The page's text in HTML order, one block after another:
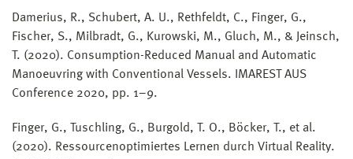
Damerius, R., Schubert, A. U., Rethfeldt, C., Finger, G.,
Fischer, S., Milbradt, G., Kurowski, M., Gluch, M., & Jeinsch,
T. (2020). Consumption-Reduced Manual and Automatic
Manoeuvring with Conventional Vessels. IMAREST AUS
Conference 2020, pp. 1–9.
Finger, G., Tuschling, G., Burgold, T. O., Böcker, T., et al.
(2020). Ressourcenoptimiertes Lernen durch Virtual Reality.